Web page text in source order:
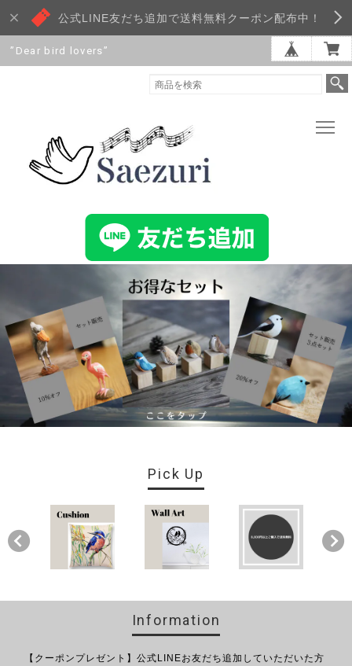
公式LINE友だち追加で送料無料クーポン配布中！
”Dear bird lovers”
Pick Up
Information
【クーポンプレゼント】公式LINEお友だち追加していただいた方